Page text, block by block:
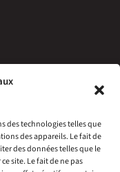
des technologies telles que
des appareils. Le fait de
des données telles que le
site. Le fait de ne pas